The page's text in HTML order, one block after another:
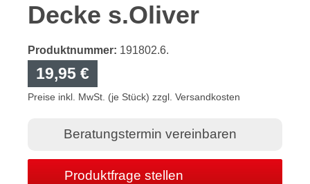
Decke s.Oliver
Produktnummer: 191802.6.
19,95 €
Preise inkl. MwSt. (je Stück) zzgl. Versandkosten
Beratungstermin vereinbaren
Produktfrage stellen